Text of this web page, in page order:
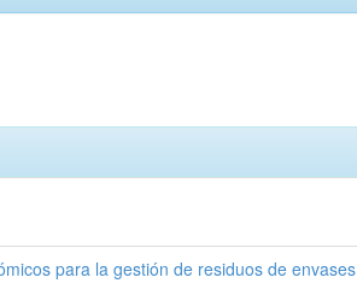
para la gestión de residuos de envases